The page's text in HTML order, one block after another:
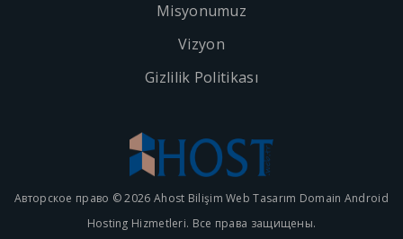
Misyonumuz
Vizyon
Gizlilik Politikası
Авторское право © 2026 Ahost Bilişim Web Tasarım Domain Android
Hosting Hizmetleri. Все права защищены.